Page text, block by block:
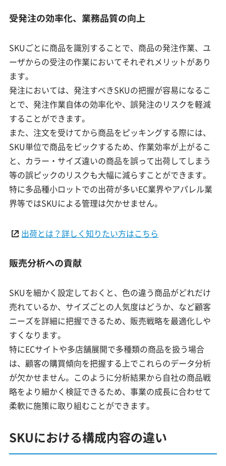
受発注の効率化、業務品質の向上
SKUごとに商品を識別することで、商品の発注作業、ユ
ーザからの受注の作業においてそれぞれメリットがあり
ます。
発注においては、発注すべきSKUの把握が容易になるこ
とで、発注作業自体の効率化や、誤発注のリスクを軽減
することができます。
また、注文を受けてから商品をピッキングする際には、
SKU単位で商品をピックするため、作業効率が上がるこ
と、カラー・サイズ違いの商品を誤って出荷してしまう
等の誤ピックのリスクも大幅に減らすことができます。
特に多品種小ロットでの出荷が多いEC業界やアパレル業
界等ではSKUによる管理は欠かせません。
出荷とは？詳しく知りたい方はこちら
販売分析への貢献
SKUを細かく設定しておくと、色の違う商品がどれだけ
売れているか、サイズごとの人気度はどうか、など顧客
ニーズを詳細に把握できるため、販売戦略を最適化しや
すくなります。
特にECサイトや多店舗展開で多種類の商品を扱う場合
は、顧客の購買傾向を把握する上でこれらのデータ分析
が欠かせません。このように分析結果から自社の商品戦
略をより細かく検証できるため、事業の成長に合わせて
柔軟に施策に取り組むことができます。
SKUにおける構成内容の違い